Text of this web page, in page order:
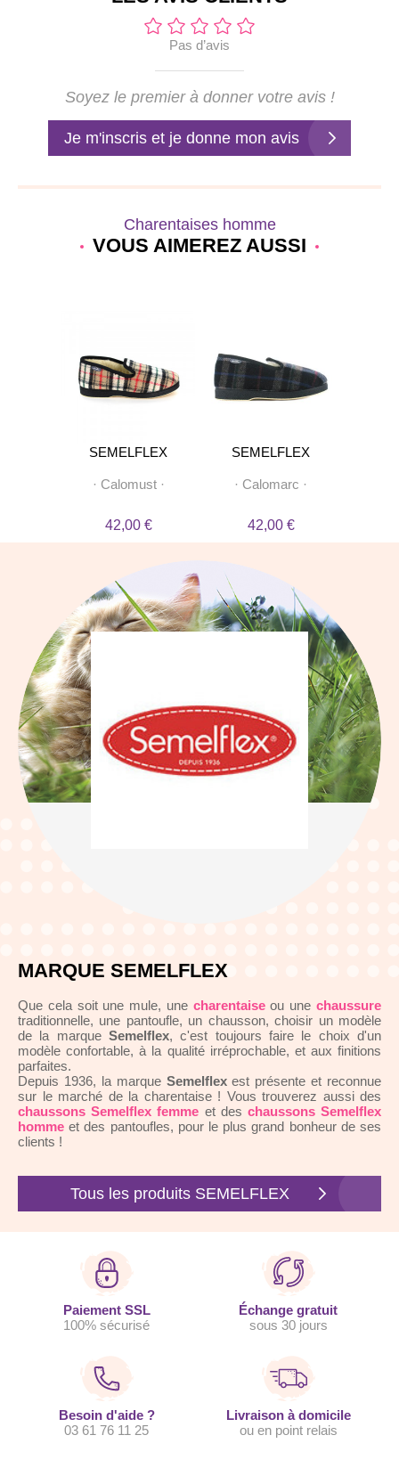
Pas d’avis
Soyez le premier à donner votre avis !
Je m'inscris et je donne mon avis
Charentaises homme
VOUS AIMEREZ AUSSI
SEMELFLEX
· Calomust·
42,00 €
SEMELFLEX
· Calomarc ·
42,00 €
MARQUE SEMELFLEX
Que cela soit une mule, une charentaiseou unechaussure
traditionnelle, une pantoufle, un chausson, choisir un modèle
de la marque Semelflex, c'est toujours faire le choix d'un
modèle confortable, à la qualité irréprochable, et aux finitions
parfaites.
Depuis 1936, la marque Semelflexest présente et reconnue
sur le marché de la charentaise ! Vous trouverez aussi des
chaussons Semelflex femme et des chaussons Semelflex
homme et des pantoufles, pour le plus grand bonheur de ses
clients !
Tous les produits SEMELFLEX
Paiement SSL
100% sécurisé
Échange gratuit
sous 30 jours
Besoin d'aide ?
03 61 76 11 25
Livraison à domicile
ou en point relais